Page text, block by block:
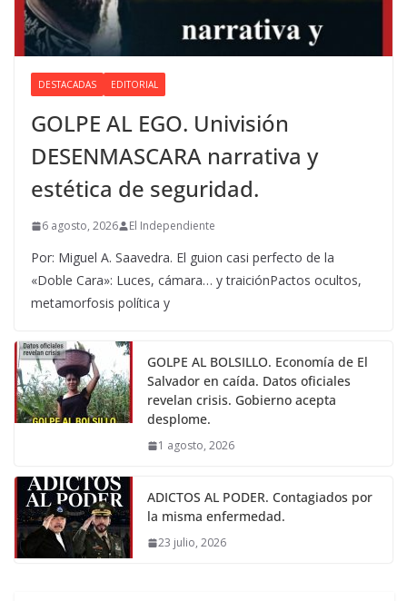
DESTACADAS EDITORIAL
GOLPE AL EGO. Univisión
DESENMASCARA narrativa y
estética de seguridad.
6 agosto, 2026 El Independiente
Por: Miguel A. Saavedra. El guion casi perfecto de la
«Doble Cara»: Luces, cámara… y traiciónPactos ocultos,
metamorfosis política y
GOLPE AL BOLSILLO. Economía de El
Salvador en caída. Datos oficiales
revelan crisis. Gobierno acepta
desplome.
1 agosto, 2026
ADICTOS AL PODER. Contagiados por
la misma enfermedad.
23 julio, 2026